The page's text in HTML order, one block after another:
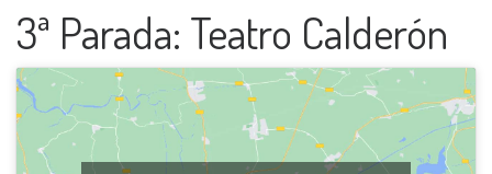
3ª Parada: Teatro Calderón